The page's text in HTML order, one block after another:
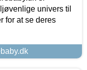
univers til
for at se deres